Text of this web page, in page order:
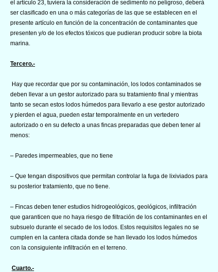
el artículo 23, tuviera la consideración de sedimento no peligroso, deberá
ser clasificado en una o más categorías de las que se establecen en el
presente artículo en función de la concentración de contaminantes que
presenten y/o de los efectos tóxicos que pudieran producir sobre la biota
marina.
Tercero.-
Hay que recordar que por su contaminación, los lodos contaminados se
deben llevar a un gestor autorizado para su tratamiento final y mientras
tanto se secan estos lodos húmedos para llevarlo a ese gestor autorizado
y pierden el agua, pueden estar temporalmente en un vertedero
autorizado o en su defecto a unas fincas preparadas que deben tener al
menos:
– Paredes impermeables, que no tiene
– Que tengan dispositivos que permitan controlar la fuga de lixiviados para
su posterior tratamiento, que no tiene.
– Fincas deben tener estudios hidrogeológicos, geológicos, infiltración
que garanticen que no haya riesgo de filtración de los contaminantes en el
subsuelo durante el secado de los lodos. Estos requisitos legales no se
cumplen en la cantera citada donde se han llevado los lodos húmedos
con la consiguiente infiltración en el terreno.
Cuarto.-